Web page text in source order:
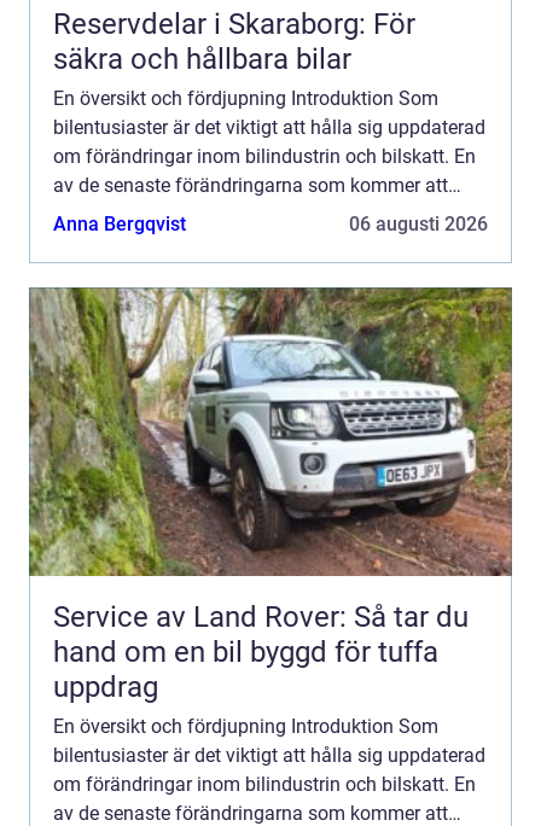
Reservdelar i Skaraborg: För
säkra och hållbara bilar
En översikt och fördjupning Introduktion Som
bilentusiaster är det viktigt att hålla sig uppdaterad
om förändringar inom bilindustrin och bilskatt. En
av de senaste förändringarna som kommer att
påverka ägare av äldre bilar är den planerade
Anna Bergqvist 06 augusti 2026
Service av Land Rover: Så tar du
hand om en bil byggd för tuffa
uppdrag
En översikt och fördjupning Introduktion Som
bilentusiaster är det viktigt att hålla sig uppdaterad
om förändringar inom bilindustrin och bilskatt. En
av de senaste förändringarna som kommer att